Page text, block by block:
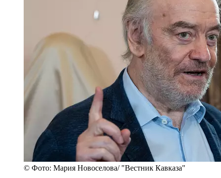
© Фото: Мария Новоселова/ "Вестник Кавказа"